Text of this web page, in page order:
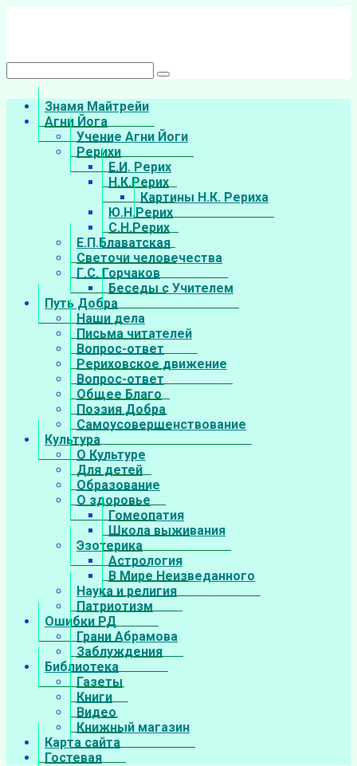
Знамя Майтрейи
Агни Йога
Учение Агни Йоги
Рерихи
Е.И. Рерих
Н.К.Рерих
Картины Н.К. Рериха
Ю.Н.Рерих
С.Н.Рерих
Е.П.Блаватская
Светочи человечества
Г.С. Горчаков
Беседы с Учителем
Путь Добра
Наши дела
Письма читателей
Вопрос-ответ
Рериховское движение
Вопрос-ответ
Общее Благо
Поэзия Добра
Самоусовершенствование
Культура
О Культуре
Для детей
Образование
О здоровье
Гомеопатия
Школа выживания
Эзотерика
Астрология
В Мире Неизведанного
Наука и религия
Патриотизм
Ошибки РД
Грани Абрамова
Заблуждения
Библиотека
Газеты
Книги
Видео
Книжный магазин
Карта сайта
Гостевая